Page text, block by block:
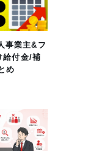
事業主&フ
給付金/補
め